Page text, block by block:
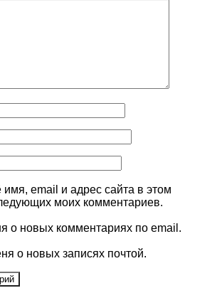
email и адрес сайта в этом
моих комментариев.
о новых комментариях по email.
о новых записях почтой.